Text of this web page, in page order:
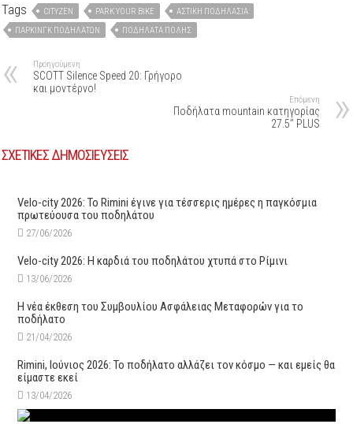
Tags CITYZEN PARK YOUR BIKE
ΑΣΤΙΚΉ ΠΟΔΗΛΑΣΊΑ
ΠΆΡΚΙΝΓΚ ΠΟΔΗΛΆΤΩΝ
ΠΟΔΉΛΑΤΑ ΠΌΛΗΣ
Προηγούμενη
SCOTT Silence Speed 20: Γρήγορο
και μοντέρνο!
Επόμενη
Ποδήλατα mountain κατηγορίας
27.5’’ PLUS
ΣΧΕΤΙΚΕΣ ΔΗΜΟΣΙΕΥΣΕΙΣ
Velo-city 2026: Το Rimini έγινε για τέσσερις ημέρες η παγκόσμια
πρωτεύουσα του ποδηλάτου
27/06/2026
Velo-city 2026: Η καρδιά του ποδηλάτου χτυπά στο Ρίμινι
13/06/2026
Η νέα έκθεση του Συμβουλίου Ασφάλειας Μεταφορών για το
ποδήλατο
21/04/2026
Rimini, Ιούνιος 2026: Το ποδήλατο αλλάζει τον κόσμο — και εμείς θα
είμαστε εκεί
13/04/2026